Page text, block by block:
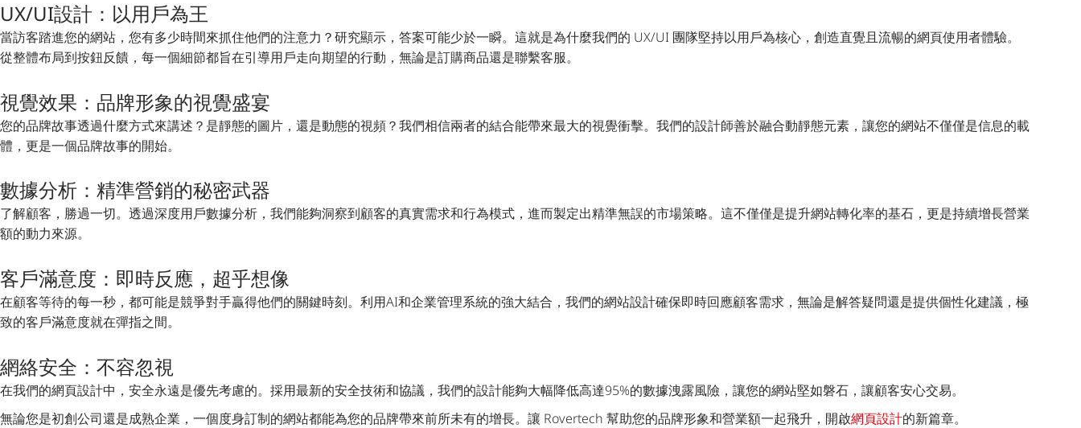
UX/UI設計：以用戶為王
當訪客踏進您的網站，您有多少時間來抓住他們的注意力？研究顯示，答案可能少於一瞬。這就是為什麼我們的 UX/UI 團隊堅持以用戶為核心，創造直覺且流暢的網頁使用者體驗。
從整體布局到按鈕反饋，每一個細節都旨在引導用戶走向期望的行動，無論是訂購商品還是聯繫客服。
視覺效果：品牌形象的視覺盛宴
您的品牌故事透過什麼方式來講述？是靜態的圖片，還是動態的視頻？我們相信兩者的結合能帶來最大的視覺衝擊。我們的設計師善於融合動靜態元素，讓您的網站不僅僅是信息的載
體，更是一個品牌故事的開始。
數據分析：精準營銷的秘密武器
了解顧客，勝過一切。透過深度用戶數據分析，我們能夠洞察到顧客的真實需求和行為模式，進而製定出精準無誤的市場策略。這不僅僅是提升網站轉化率的基石，更是持續增長營業
額的動力來源。
客戶滿意度：即時反應，超乎想像
在顧客等待的每一秒，都可能是競爭對手贏得他們的關鍵時刻。利用AI和企業管理系統的強大結合，我們的網站設計確保即時回應顧客需求，無論是解答疑問還是提供個性化建議，極
致的客戶滿意度就在彈指之間。
網絡安全：不容忽視
在我們的網頁設計中，安全永遠是優先考慮的。採用最新的安全技術和協議，我們的設計能夠大幅降低高達95%的數據洩露風險，讓您的網站堅如磐石，讓顧客安心交易。
無論您是初創公司還是成熟企業，一個度身訂制的網站都能為您的品牌帶來前所未有的增長。讓 Rovertech 幫助您的品牌形象和營業額一起飛升，開啟網頁設計的新篇章。